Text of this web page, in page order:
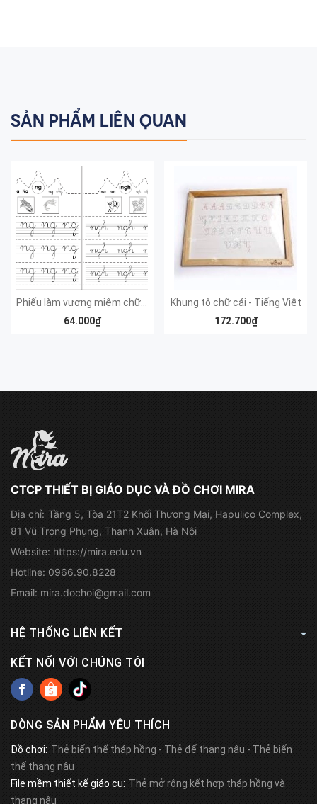
SẢN PHẨM LIÊN QUAN
64.000₫
Khung tô chữ cái - Tiếng Việt
172.700₫
CTCP THIẾT BỊ GIÁO DỤC VÀ ĐỒ CHƠI MIRA
Địa chỉ: Tầng 5, Tòa 21T2 Khối Thương Mại, Hapulico Complex,
81 Vũ Trọng Phụng, Thanh Xuân, Hà Nội
Website: https://mira.edu.vn
Hotline: 0966.90.8228
Email: mira.dochoi@gmail.com
HỆ THỐNG LIÊN KẾT
KẾT NỐI VỚI CHÚNG TÔI
DÒNG SẢN PHẨM YÊU THÍCH
Đồ chơi: Thẻ biến thể tháp hồng - Thẻ đế thang nâu - Thẻ biến
thể thang nâu
File mềm thiết kế giáo cụ: Thẻ mở rộng kết hợp tháp hồng và
thang nâu